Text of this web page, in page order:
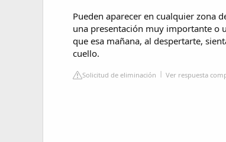
Pueden aparecer en cualquier zona
una presentación muy importante o
que esa mañana, al despertarte,
cuello.
Solicitud de eliminación Ver respuesta